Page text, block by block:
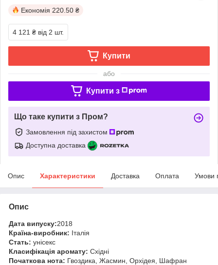
Економія 220.50 ₴
4 121 ₴ від 2 шт.
Купити
або
Купити з
Що таке купити з Пром?
Замовлення під захистом
Доступна доставка
Опис Характеристики Доставка Оплата Умови
Опис
Дата випуску:2018
Країна-виробник: Італія
Стать: унісекс
Класифікація аромату: Східні
Початкова нота: Гвоздика, Жасмин, Орхідея, Шафран